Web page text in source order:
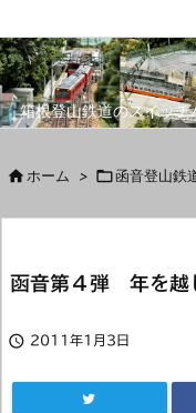
箱根登山鉄道のスイッ
 ホーム > 函音登山鉄
函音第４弾 年を越
 2011年1月3日